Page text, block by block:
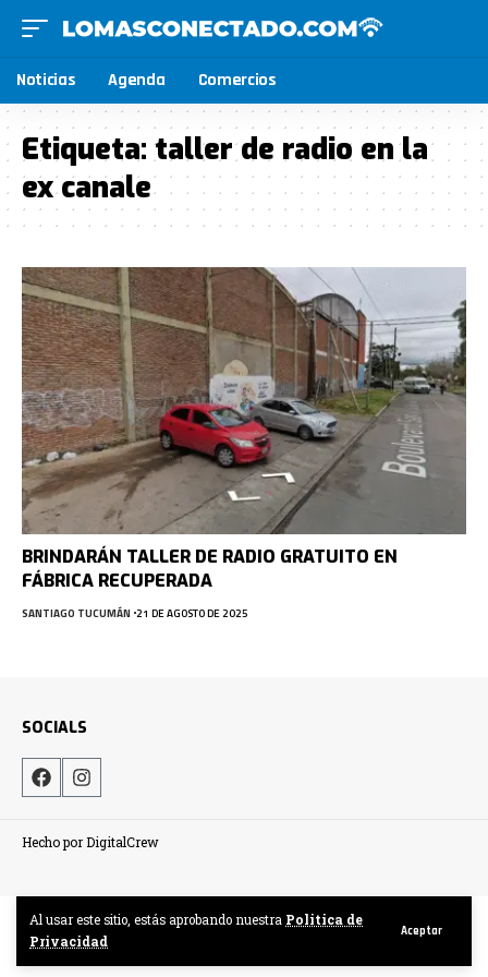
Al usar este sitio, estás aprobando nuestra Politica de
Privacidad
Aceptar
Noticias Agenda Comercios
Etiqueta:taller de radio en la
ex canale
BRINDARÁN TALLER DE RADIO GRATUITO EN
FÁBRICA RECUPERADA
SANTIAGO TUCUMÁN 21 DE AGOSTO DE 2025
SOCIALS
Hecho por DigitalCrew